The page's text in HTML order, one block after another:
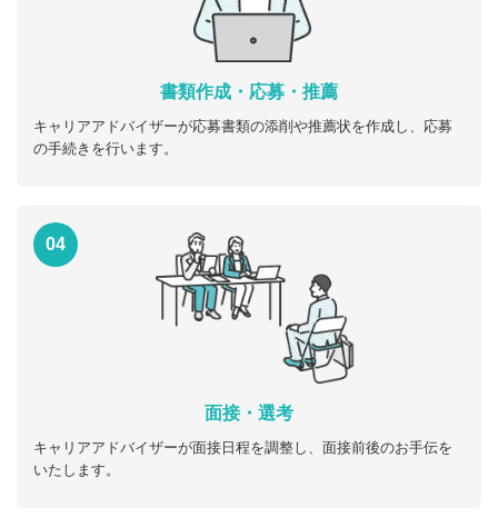
書類作成・応募・推薦
キャリアアドバイザーが応募書類の添削や推薦状を作成し、応募
の手続きを行います。
04
面接・選考
キャリアアドバイザーが面接日程を調整し、面接前後のお手伝を
いたします。